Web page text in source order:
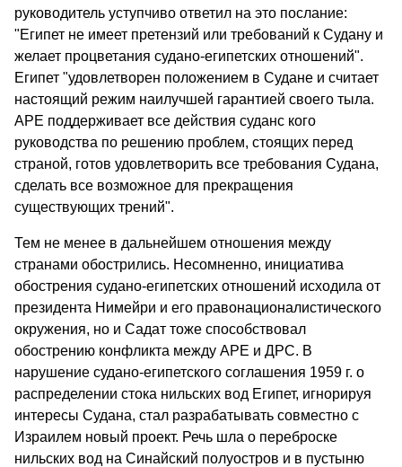
руководитель уступчиво ответил на это послание:
"Египет не имеет претензий или требований к Судану и
желает процветания судано-египетских отношений".
Египет "удовлетворен положением в Судане и считает
настоящий режим наилучшей гарантией своего тыла.
АРЕ поддерживает все действия суданс кого
руководства по решению проблем, стоящих перед
страной, готов удовлетворить все требования Судана,
сделать все возможное для прекращения
существующих трений".
Тем не менее в дальнейшем отношения между
странами обострились. Несомненно, инициатива
обострения судано-египетских отношений исходила от
президента Нимейри и его правонационалистического
окружения, но и Садат тоже способствовал
обострению конфликта между АРЕ и ДРС. В
нарушение судано-египетского соглашения 1959 г. о
распределении стока нильских вод Египет, игнорируя
интересы Судана, стал разрабатывать совместно с
Израилем новый проект. Речь шла о переброске
нильских вод на Синайский полуостров и в пустыню